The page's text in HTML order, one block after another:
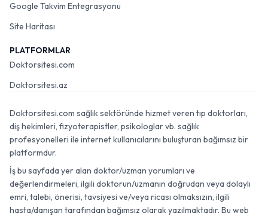
Google Takvim Entegrasyonu
Site Haritası
PLATFORMLAR
Doktorsitesi.com
Doktorsitesi.az
Doktorsitesi.com sağlık sektöründe hizmet veren tıp doktorları,
diş hekimleri, fizyoterapistler, psikologlar vb. sağlık
profesyonelleri ile internet kullanıcılarını buluşturan bağımsız bir
platformdur.
İş bu sayfada yer alan doktor/uzman yorumları ve
değerlendirmeleri, ilgili doktorun/uzmanın doğrudan veya dolaylı
emri, talebi, önerisi, tavsiyesi ve/veya ricası olmaksızın, ilgili
hasta/danışan tarafından bağımsız olarak yazılmaktadır. Bu web